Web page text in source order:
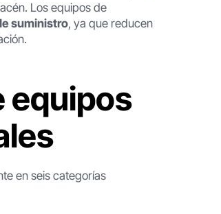
Los equipos de
suministro, ya que reducen
equipos
en seis categorías